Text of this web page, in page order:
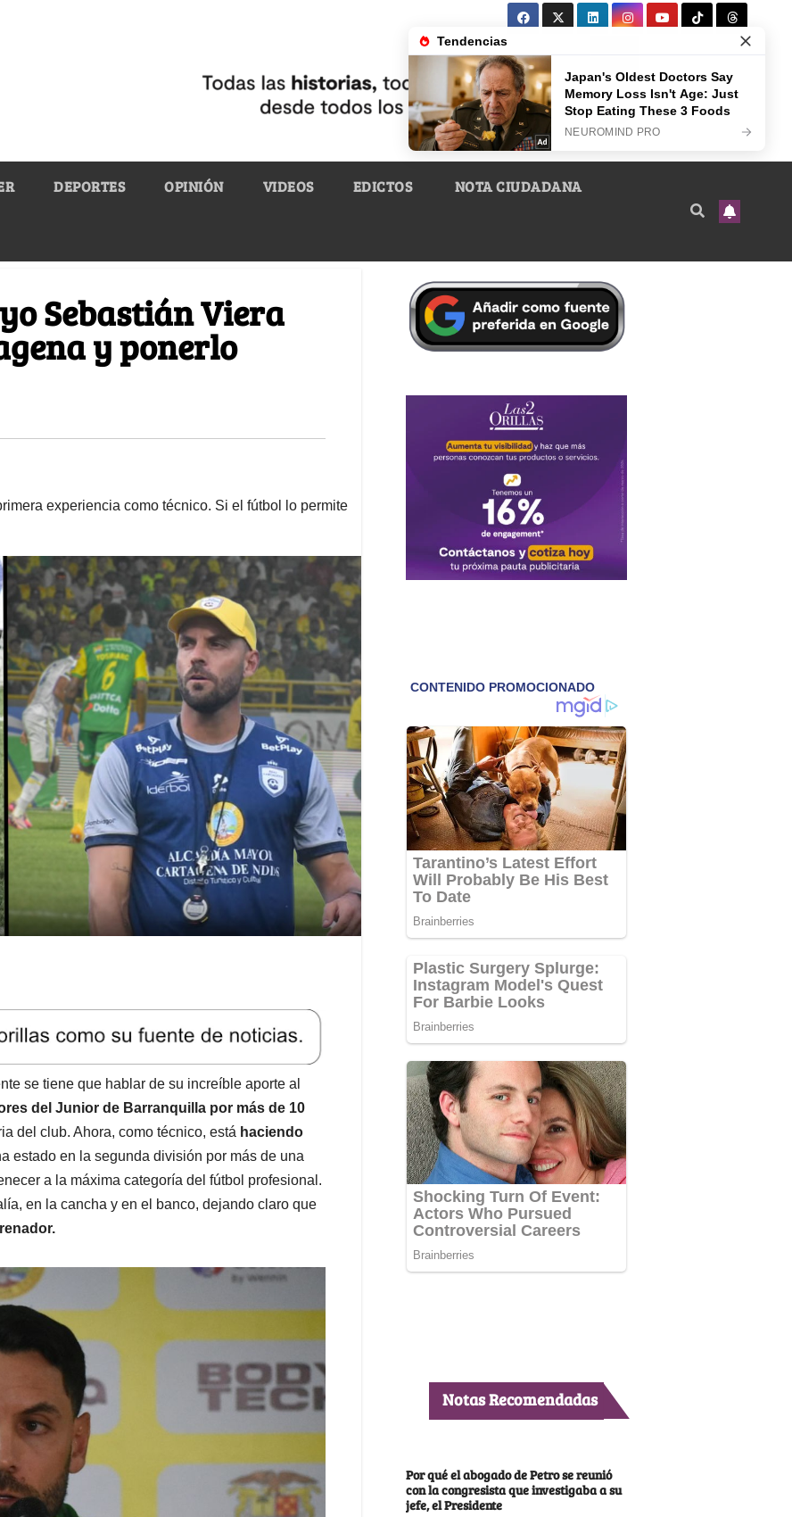
DEPORTES OPINIÓN VIDEOS EDICTOS NOTA CIUDADANA
Sebastián Viera
y ponerlo
experiencia como técnico. Si el fútbol lo permite
se tiene que hablar de su increíble aporte al
del Junior de Barranquilla por más de 10
del club. Ahora, como técnico, está haciendo
estado en la segunda división por más de una
a la máxima categoría del fútbol profesional.
en la cancha y en el banco, dejando claro que
Notas Recomendadas
Por qué el abogado de Petro se reunió
con la congresista que investigaba a su
jefe, el Presidente